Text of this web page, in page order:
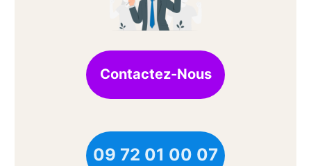
Contactez-Nous
09 72 01 00 07